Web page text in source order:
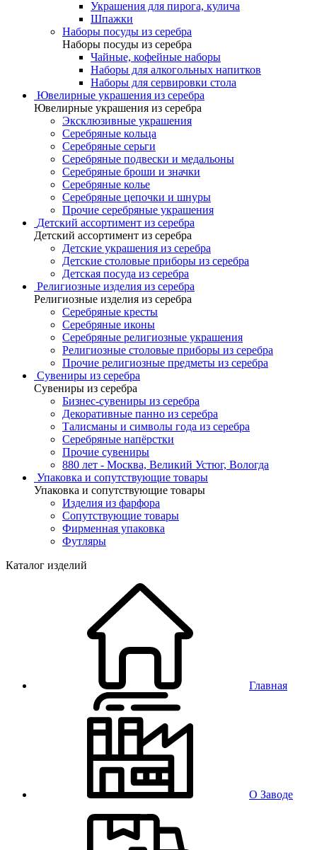
Украшения для пирога, кулича
Шпажки
Наборы посуды из серебра
Наборы посуды из серебра
Чайные, кофейные наборы
Наборы для алкогольных напитков
Наборы для сервировки стола
Ювелирные украшения из серебра
Ювелирные украшения из серебра
Эксклюзивные украшения
Серебряные кольца
Серебряные серьги
Серебряные подвески и медальоны
Серебряные броши и значки
Серебряные колье
Серебряные цепочки и шнуры
Прочие серебряные украшения
Детский ассортимент из серебра
Детский ассортимент из серебра
Детские украшения из серебра
Детские столовые приборы из серебра
Детская посуда из серебра
Религиозные изделия из серебра
Религиозные изделия из серебра
Серебряные кресты
Серебряные иконы
Серебряные религиозные украшения
Религиозные столовые приборы из серебра
Прочие религиозные предметы из серебра
Сувениры из серебра
Сувениры из серебра
Бизнес-сувениры из серебра
Декоративные панно из серебра
Талисманы и символы года из серебра
Серебряные напёрстки
Прочие сувениры
880 лет - Москва, Великий Устюг, Вологда
Упаковка и сопутствующие товары
Упаковка и сопутствующие товары
Изделия из фарфора
Сопутствующие товары
Фирменная упаковка
Футляры
Каталог изделий
Главная
О Заводе